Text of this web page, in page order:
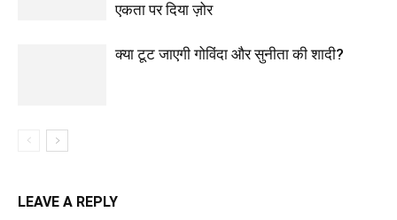
एकता पर दिया ज़ोर
क्या टूट जाएगी गोविंदा और सुनीता की शादी?
LEAVE A REPLY